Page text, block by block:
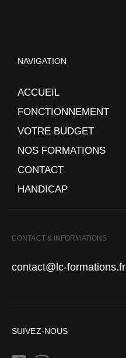
NAVIGATION
ACCUEIL
FONCTIONNEMENT
VOTRE BUDGET
NOS FORMATIONS
CONTACT
HANDICAP
CONTACT & INFORMATIONS
contact@lc-formations.fr
SUIVEZ-NOUS